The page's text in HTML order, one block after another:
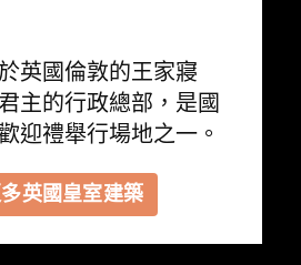
英國倫敦的王家寢
主的行政總部，是國
迎禮舉行場地之一。
英國皇室建築